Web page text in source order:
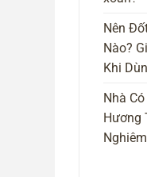
Nên
Nào?
Khi
Nhà
Hương